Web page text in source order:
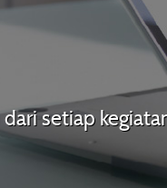
setiap